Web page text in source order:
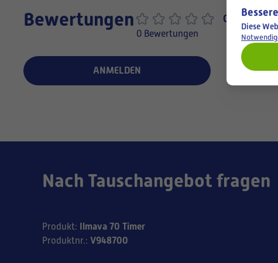
Bewertungen 0,0
0 Bewertungen
ANMELDEN
Nach Tauschangebot fragen
Produkt: Ilmava 70 Timer
Produktnr.: V948700
Diese